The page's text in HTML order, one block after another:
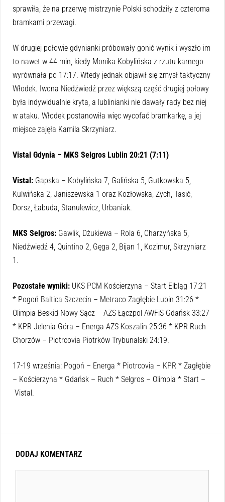
sprawiła, że na przerwę mistrzynie Polski schodziły z czteroma
bramkami przewagi.
W drugiej połowie gdynianki próbowały gonić wynik i wyszło im
to nawet w 44 min, kiedy Monika Kobylińska z rzutu karnego
wyrównała po 17:17. Wtedy jednak objawił się zmysł taktyczny
Włodek. Iwona Niedźwiedź przez większą część drugiej połowy
była indywidualnie kryta, a lublinianki nie dawały rady bez niej
w ataku. Włodek postanowiła więc wycofać bramkarkę, a jej
miejsce zajęła Kamila Skrzyniarz.
Vistal Gdynia – MKS Selgros Lublin 20:21 (7:11)
Vistal: Gapska – Kobylińska 7, Galińska 5, Gutkowska 5,
Kulwińska 2, Janiszewska 1 oraz Kozłowska, Zych, Tasić,
Dorsz, Łabuda, Stanulewicz, Urbaniak.
MKS Selgros: Gawlik, Dżukiewa – Rola 6, Charzyńska 5,
Niedźwiedź 4, Quintino 2, Gęga 2, Bijan 1, Kozimur, Skrzyniarz
1.
Pozostałe wyniki: UKS PCM Kościerzyna – Start Elbląg 17:21
* Pogoń Baltica Szczecin – Metraco Zagłębie Lubin 31:26 *
Olimpia-Beskid Nowy Sącz – AZS Łączpol AWFiS Gdańsk 33:27
* KPR Jelenia Góra – Energa AZS Koszalin 25:36 * KPR Ruch
Chorzów – Piotrcovia Piotrków Trybunalski 24:19.
17-19 września: Pogoń – Energa * Piotrcovia – KPR * Zagłębie
– Kościerzyna * Gdańsk – Ruch * Selgros – Olimpia * Start –
Vistal.
DODAJ KOMENTARZ